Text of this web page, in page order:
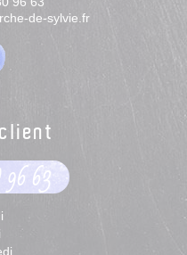
de-sylvie.fr
63